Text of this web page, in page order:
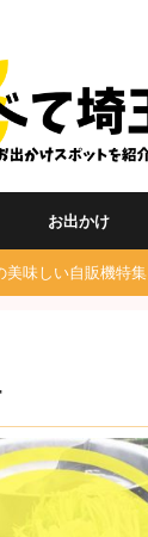
お出かけ
美味しい自販機特集